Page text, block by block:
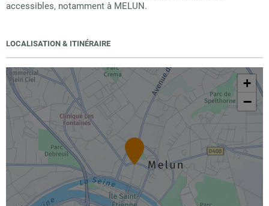
accessibles, notamment à MELUN.
LOCALISATION & ITINÉRAIRE
+
−